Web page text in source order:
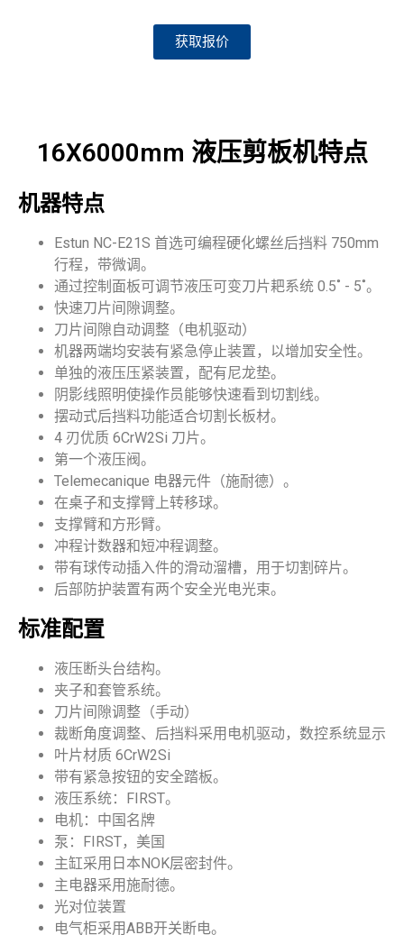
获取报价
16X6000mm 液压剪板机特点
机器特点
Estun NC-E21S 首选可编程硬化螺丝后挡料 750mm
行程，带微调。
通过控制面板可调节液压可变刀片耙系统 0.5˚ - 5˚。
快速刀片间隙调整。
刀片间隙自动调整（电机驱动）
机器两端均安装有紧急停止装置，以增加安全性。
单独的液压压紧装置，配有尼龙垫。
阴影线照明使操作员能够快速看到切割线。
摆动式后挡料功能适合切割长板材。
4 刃优质 6CrW2Si 刀片。
第一个液压阀。
Telemecanique 电器元件（施耐德）。
在桌子和支撑臂上转移球。
支撑臂和方形臂。
冲程计数器和短冲程调整。
带有球传动插入件的滑动溜槽，用于切割碎片。
后部防护装置有两个安全光电光束。
标准配置
液压断头台结构。
夹子和套管系统。
刀片间隙调整（手动）
裁断角度调整、后挡料采用电机驱动，数控系统显示
叶片材质 6CrW2Si
带有紧急按钮的安全踏板。
液压系统：FIRST。
电机：中国名牌
泵：FIRST，美国
主缸采用日本NOK层密封件。
主电器采用施耐德。
光对位装置
电气柜采用ABB开关断电。